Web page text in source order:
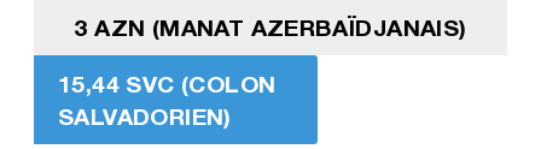
3 AZN (MANAT AZERBAÏDJANAIS)
15,44 SVC (COLON
SALVADORIEN)